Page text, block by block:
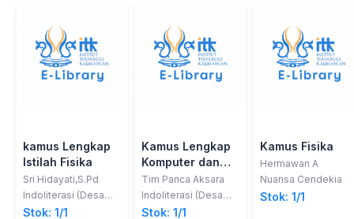
kamus Lengkap
Istilah Fisika
Sri Hidayati,S.Pd
Indoliterasi (Desa
Pustaka Group)
Stok: 1/1
Kamus Lengkap
Komputer dan
Teknik
Informatika
Tim Panca Aksara
Indoliterasi (Desa
Pustaka Group)
Stok: 1/1
Kamus Fisika
Hermawan A
Nuansa Cendekia
Stok: 1/1